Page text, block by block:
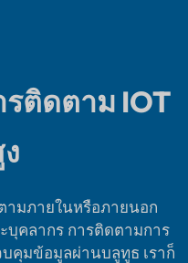
ติดตาม IOT
มภายในหรือภายนอก
บุคลากร การติดตามการ
คุมข้อมูลผ่านบลูทูธ เราก็